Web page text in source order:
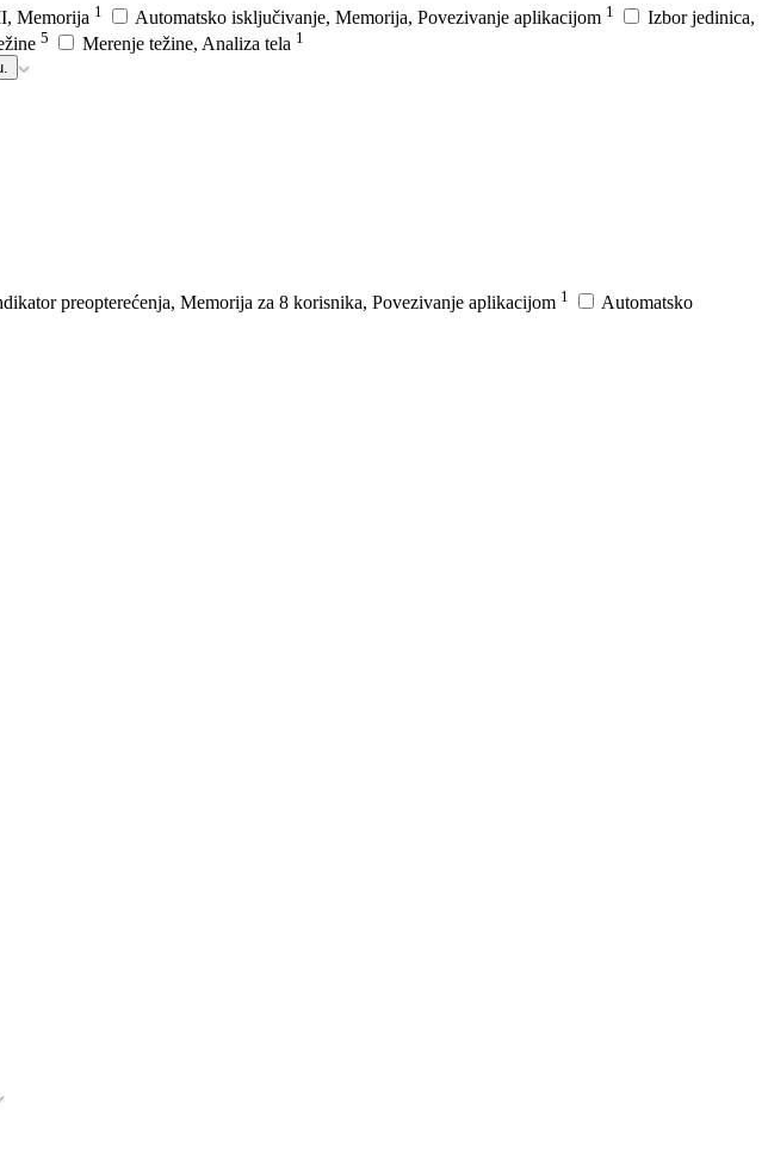
Memorija 1 Automatsko isključivanje, Memorija, Povezivanje aplikacijom 1
Izbor jedinica,
5 Merenje težine, Analiza tela 1
preopterećenja, Memorija za 8 korisnika, Povezivanje aplikacijom 1
Automatsko